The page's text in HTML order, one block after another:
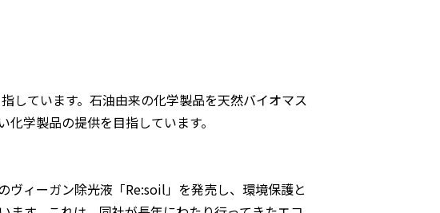
しています。石油由来の化学製品を天然バイオマス
学製品の提供を目指しています。
ヴィーガン除光液「Re:soil」を発売し、環境保護と